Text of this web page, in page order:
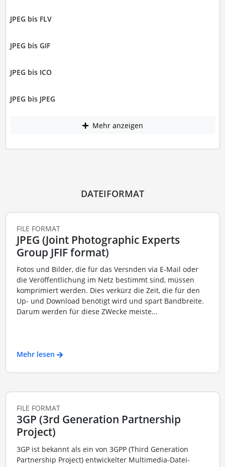
JPEG bis FLV
JPEG bis GIF
JPEG bis ICO
JPEG bis JPEG
Mehr anzeigen
DATEIFORMAT
FILE FORMAT
JPEG (Joint Photographic Experts
Group JFIF format)
Fotos und Bilder, die für das Versnden via E-Mail oder
die Veröffentlichung im Netz bestimmt sind, müssen
komprimiert werden. Dies verkürz die Zeit, die für den
Up- und Download benötigt wird und spart Bandbreite.
Darum werden für diese ZWecke meiste...
Mehr lesen
FILE FORMAT
3GP (3rd Generation Partnership
Project)
3GP ist bekannt als ein von 3GPP (Third Generation
Partnership Project) entwickelter Multimedia-Datei-